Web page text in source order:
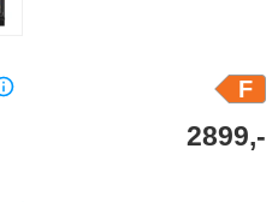
F
2899,-